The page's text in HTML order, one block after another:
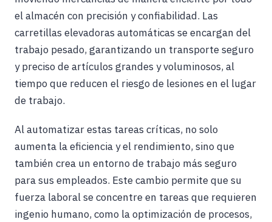
el almacén con precisión y confiabilidad. Las
carretillas elevadoras automáticas se encargan del
trabajo pesado, garantizando un transporte seguro
y preciso de artículos grandes y voluminosos, al
tiempo que reducen el riesgo de lesiones en el lugar
de trabajo.
Al automatizar estas tareas críticas, no solo
aumenta la eficiencia y el rendimiento, sino que
también crea un entorno de trabajo más seguro
para sus empleados. Este cambio permite que su
fuerza laboral se concentre en tareas que requieren
ingenio humano, como la optimización de procesos,